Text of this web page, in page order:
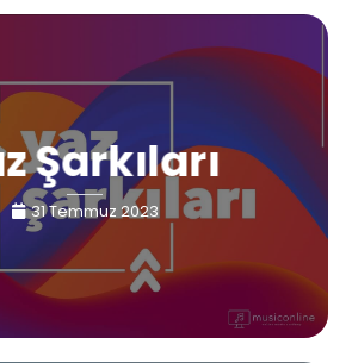
Şarkıları
31 Temmuz 2023